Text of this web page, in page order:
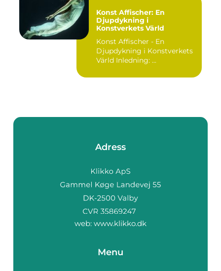
Konst Affischer: En
Djupdykning i
Konstverkets Värld
Konst Affischer - En
Djupdykning i Konstverkets
Värld Inledning: ...
Adress
web: www.klikko.dk
Menu